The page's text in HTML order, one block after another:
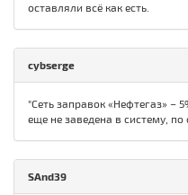
оставляли всё как есть.
cybserge
"Сеть заправок «Нефтегаз» –
еще не заведена в систему, по
SAnd39